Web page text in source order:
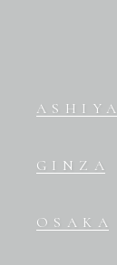
ASHIYA
GINZA
OSAKA